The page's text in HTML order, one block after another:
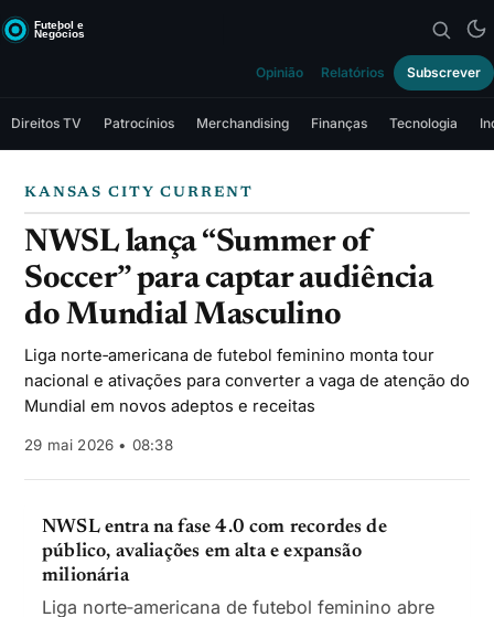
Opinião Relatórios Subscrever
Direitos TV Patrocínios Merchandising Finanças Tecnologia
KANSAS CITY CURRENT
NWSL lança “Summer of
Soccer” para captar audiência
do Mundial Masculino
Liga norte‑americana de futebol feminino monta tour
nacional e ativações para converter a vaga de atenção do
Mundial em novos adeptos e receitas
29 mai 2026 • 08:38
NWSL entra na fase 4.0 com recordes de
público, avaliações em alta e expansão
milionária
Liga norte‑americana de futebol feminino abre